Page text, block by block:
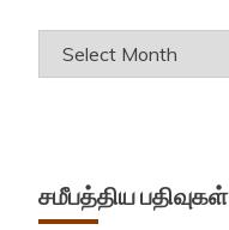
Archives
சமீபத்திய பதிவுகள்